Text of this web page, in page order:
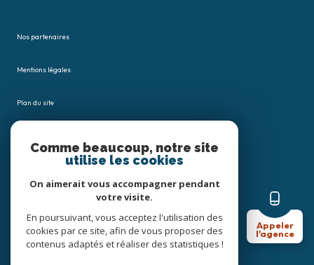
Appeler
l'agence
Nos partenaires
Mentions légales
Plan du site
Cookies
Comme beaucoup, notre site
utilise les cookies
On aimerait vous accompagner pendant
votre visite.
En poursuivant, vous acceptez l'utilisation des
cookies par ce site, afin de vous proposer des
contenus adaptés et réaliser des statistiques !